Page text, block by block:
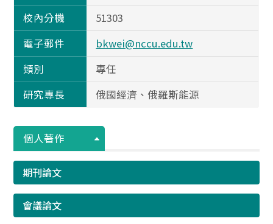
校內分機
51303
電子郵件
bkwei@nccu.edu.tw
類別
專任
研究專長
俄國經濟、俄羅斯能源
個人著作
期刊論文
會議論文